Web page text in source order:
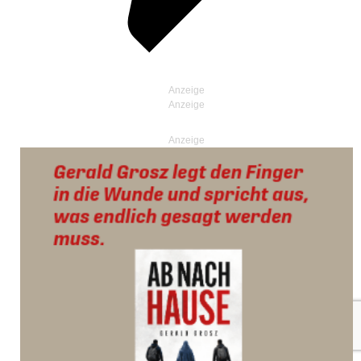
Anzeige